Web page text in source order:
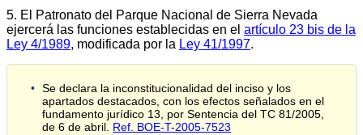
5. El Patronato del Parque Nacional de Sierra Nevada
ejercerá las funciones establecidas en el artículo 23 bis de la
Ley 4/1989, modificada por la Ley 41/1997.
Se declara la inconstitucionalidad del inciso y los
apartados destacados, con los efectos señalados en el
fundamento jurídico 13, por Sentencia del TC 81/2005,
de 6 de abril. Ref. BOE-T-2005-7523